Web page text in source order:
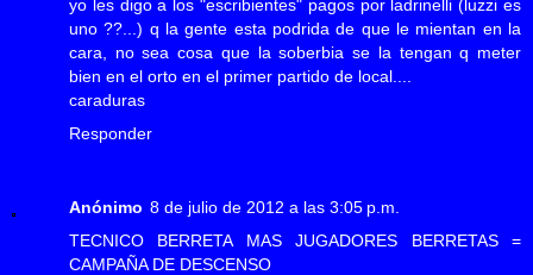
yo les digo a los "escribientes" pagos por ladrinelli (luzzi es
uno ??...) q la gente esta podrida de que le mientan en la
cara, no sea cosa que la soberbia se la tengan q meter
bien en el orto en el primer partido de local....
caraduras
Responder
Anónimo 8 de julio de 2012 a las 3:05 p.m.
TECNICO BERRETA MAS JUGADORES BERRETAS =
CAMPAÑA DE DESCENSO